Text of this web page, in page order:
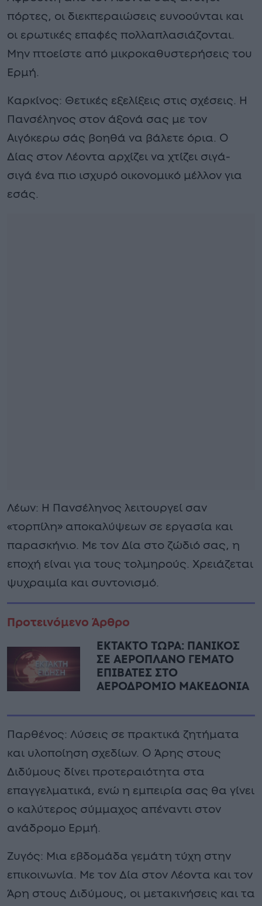
πόρτες, οι διεκπεραιώσεις ευνοούνται και
οι ερωτικές επαφές πολλαπλασιάζονται.
Μην πτοείστε από μικροκαθυστερήσεις του
Ερμή.
Καρκίνος: Θετικές εξελίξεις στις σχέσεις. Η
Πανσέληνος στον άξονά σας με τον
Αιγόκερω σάς βοηθά να βάλετε όρια. Ο
Δίας στον Λέοντα αρχίζει να χτίζει σιγά-
σιγά ένα πιο ισχυρό οικονομικό μέλλον για
εσάς.
Λέων: Η Πανσέληνος λειτουργεί σαν
«τορπίλη» αποκαλύψεων σε εργασία και
παρασκήνιο. Με τον Δία στο ζώδιό σας, η
εποχή είναι για τους τολμηρούς. Χρειάζεται
ψυχραιμία και συντονισμό.
Προτεινόμενο Άρθρο
ΕΚΤΑΚΤΟ ΤΩΡΑ: ΠΑΝΙΚΟΣ
ΣΕ ΑΕΡΟΠΛΑΝΟ ΓΕΜΑΤΟ
ΕΠΙΒΑΤΕΣ ΣΤΟ
ΑΕΡΟΔΡΟΜΙΟ ΜΑΚΕΔΟΝΙΑ
Παρθένος: Λύσεις σε πρακτικά ζητήματα
και υλοποίηση σχεδίων. Ο Άρης στους
Διδύμους δίνει προτεραιότητα στα
επαγγελματικά, ενώ η εμπειρία σας θα γίνει
ο καλύτερος σύμμαχος απέναντι στον
ανάδρομο Ερμή.
Ζυγός: Μια εβδομάδα γεμάτη τύχη στην
επικοινωνία. Με τον Δία στον Λέοντα και τον
Άρη στους Διδύμους, οι μετακινήσεις και τα